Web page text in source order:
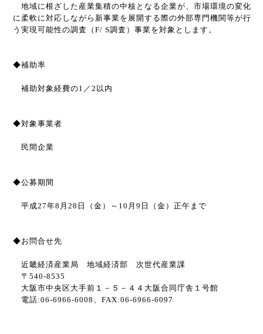
地域に根ざした産業集積の中核となる企業が、市場環境の変化
に柔軟に対応 しながら新事業を展開する際の外部専門機関等が行
う実現可能性の調査（ F/ S調査）事業を対象とします。
◆補助率
補助対象経費の1 ／ 2 以内
◆対象事業者
民間企業
◆公募期間
平成27年8 月 28 日（金）～ 10 月 9 日（金）正午まで
◆お問合せ先
近畿経済産業局 地域経済部 次世代産業課
〒 540-8535
大阪市中央区大手前１－５－４４大阪合同庁舎１号館
電話:06-6966-6008 、 FAX:06-6966-6097